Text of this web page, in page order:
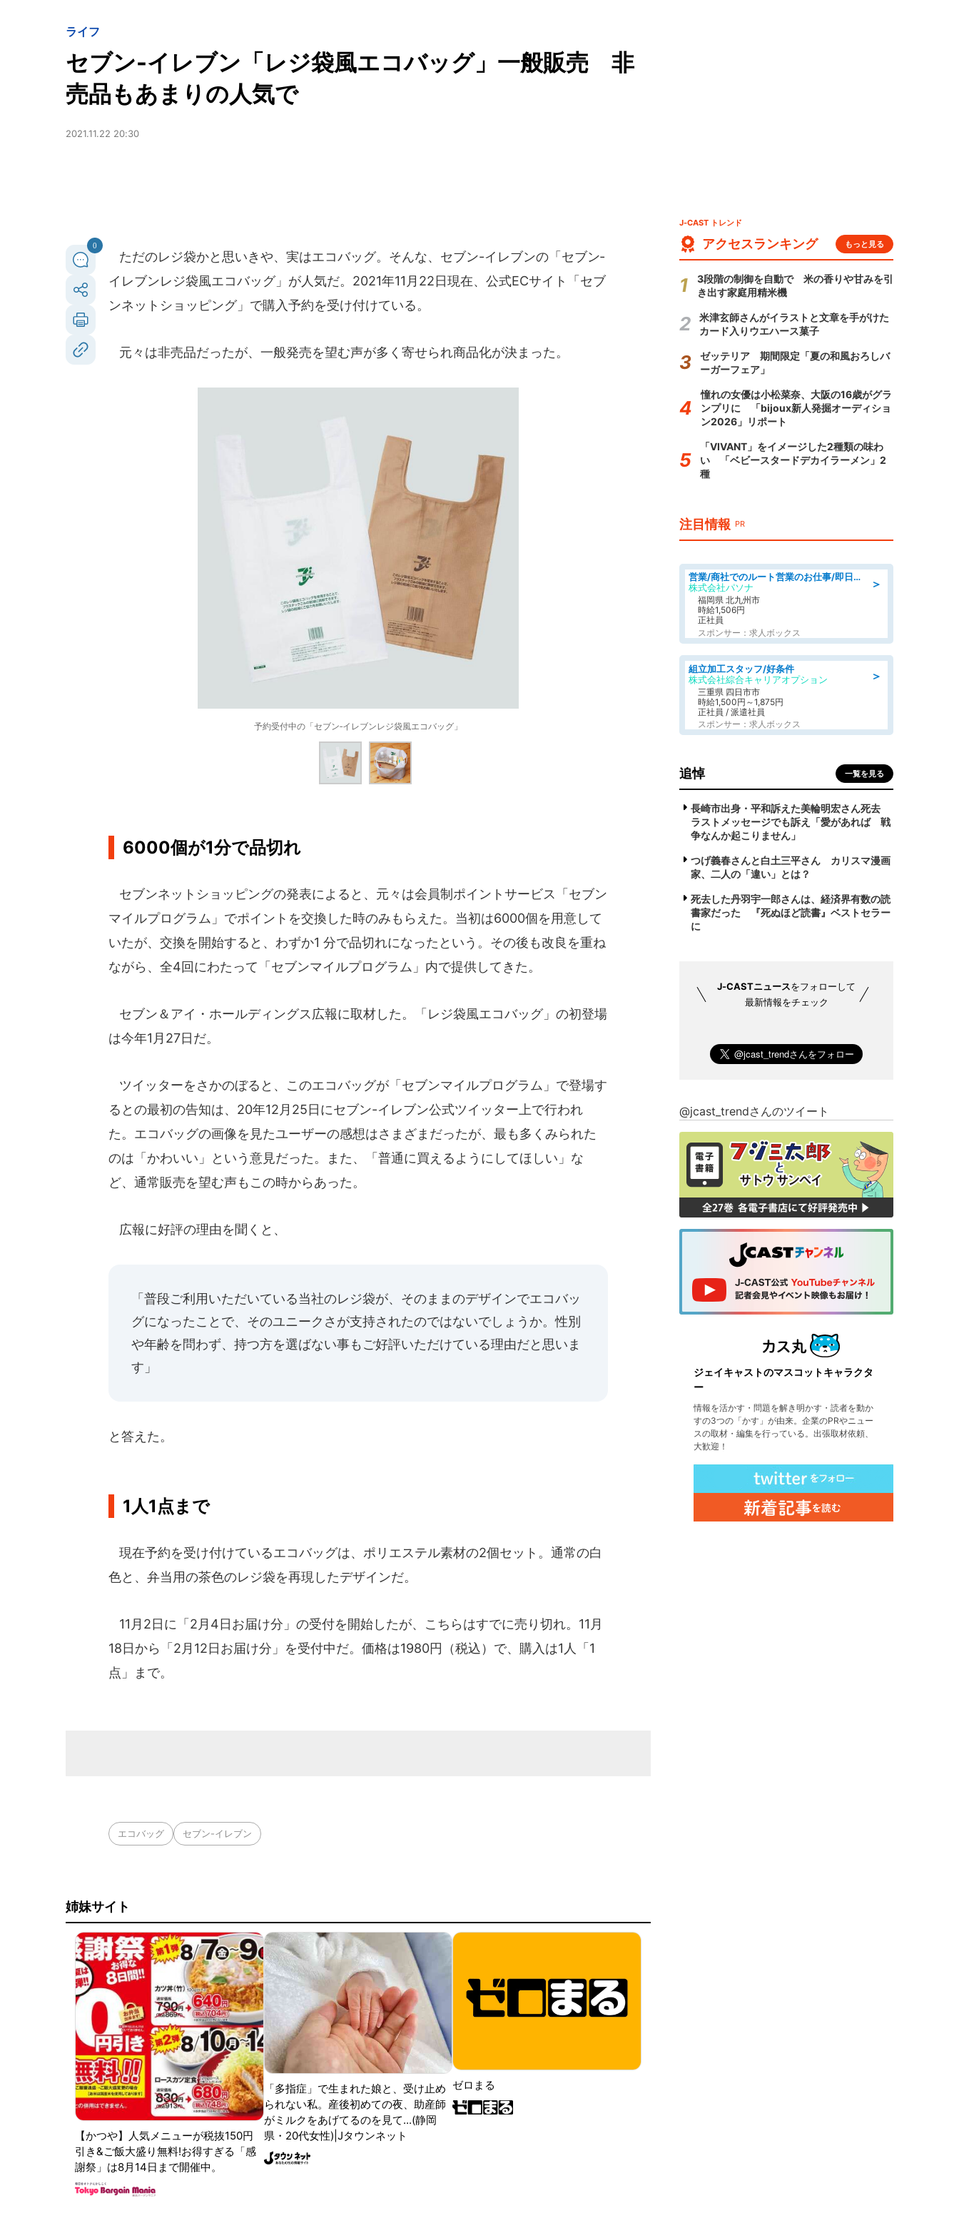
ライフ
セブン-イレブン「レジ袋風エコバッグ」一般販売 非
売品もあまりの人気で
2021.11.22 20:30
0
ただのレジ袋かと思いきや、実はエコバッグ。そんな、セブン-イレブンの「セブン‐
イレブンレジ袋風エコバッグ」が人気だ。2021年11月22日現在、公式ECサイト「セブ
ンネットショッピング」で購入予約を受け付けている。
元々は非売品だったが、一般発売を望む声が多く寄せられ商品化が決まった。
予約受付中の「セブン‐イレブンレジ袋風エコバッグ」
6000個が1分で品切れ
セブンネットショッピングの発表によると、元々は会員制ポイントサービス「セブン
マイルプログラム」でポイントを交換した時のみもらえた。当初は6000個を用意して
いたが、交換を開始すると、わずか1 分で品切れになったという。その後も改良を重ね
ながら、全4回にわたって「セブンマイルプログラム」内で提供してきた。
セブン＆アイ・ホールディングス広報に取材した。「レジ袋風エコバッグ」の初登場
は今年1月27日だ。
ツイッターをさかのぼると、このエコバッグが「セブンマイルプログラム」で登場す
るとの最初の告知は、20年12月25日にセブン-イレブン公式ツイッター上で行われ
た。エコバッグの画像を見たユーザーの感想はさまざまだったが、最も多くみられた
のは「かわいい」という意見だった。また、「普通に買えるようにしてほしい」な
ど、通常販売を望む声もこの時からあった。
広報に好評の理由を聞くと、
「普段ご利用いただいている当社のレジ袋が、そのままのデザインでエコバッ
グになったことで、そのユニークさが支持されたのではないでしょうか。性別
や年齢を問わず、持つ方を選ばない事もご好評いただけている理由だと思いま
す」
と答えた。
1人1点まで
現在予約を受け付けているエコバッグは、ポリエステル素材の2個セット。通常の白
色と、弁当用の茶色のレジ袋を再現したデザインだ。
11月2日に「2月4日お届け分」の受付を開始したが、こちらはすでに売り切れ。11月
18日から「2月12日お届け分」を受付中だ。価格は1980円（税込）で、購入は1人「1
点」まで。
エコバッグ セブン-イレブン
姉妹サイト
【かつや】人気メニューが税抜150円
引き&ご飯大盛り無料!お得すぎる「感
謝祭」は8月14日まで開催中。
「多指症」で生まれた娘と、受け止め
られない私。産後初めての夜、助産師
がミルクをあげてるのを見て...(静岡
県・20代女性)|Jタウンネット
ゼロまる
J-CAST トレンド
アクセスランキング もっと見る
3段階の制御を自動で 米の香りや甘みを引
き出す家庭用精米機
米津玄師さんがイラストと文章を手がけた
カード入りウエハース菓子
ゼッテリア 期間限定「夏の和風おろしバ
ーガーフェア」
憧れの女優は小松菜奈、大阪の16歳がグラ
ンプリに 「bijoux新人発掘オーディショ
ン2026」リポート
「VIVANT」をイメージした2種類の味わ
い 「ベビースタードデカイラーメン」2
種
注目情報 PR
＞
営業/商社でのルート営業のお仕事/即日勤務可/車通勤可/営業
株式会社パソナ
福岡県 北九州市
時給1,506円
正社員
スポンサー：求人ボックス
＞
組立加工スタッフ/好条件
株式会社綜合キャリアオプション
三重県 四日市市
時給1,500円～1,875円
正社員 / 派遣社員
スポンサー：求人ボックス
追悼 一覧を見る
長崎市出身・平和訴えた美輪明宏さん死去
ラストメッセージでも訴え「愛があれば 戦
争なんか起こりません」
つげ義春さんと白土三平さん カリスマ漫画
家、二人の「違い」とは？
死去した丹羽宇一郎さんは、経済界有数の読
書家だった 『死ぬほど読書』ベストセラー
に
J-CASTニュースをフォローして
最新情報をチェック
@jcast_trendさんのツイート
ジェイキャストのマスコットキャラクタ
ー
情報を活かす・問題を解き明かす・読者を動か
すの3つの「かす」が由来。企業のPRやニュー
スの取材・編集を行っている。出張取材依頼、
大歓迎！